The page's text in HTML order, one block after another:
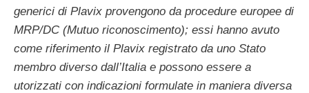
generici di Plavix provengono da procedure europee di
MRP/DC (Mutuo riconoscimento); essi hanno avuto
come riferimento il Plavix registrato da uno Stato
membro diverso dall’Italia e possono essere a
utorizzati con indicazioni formulate in maniera diversa